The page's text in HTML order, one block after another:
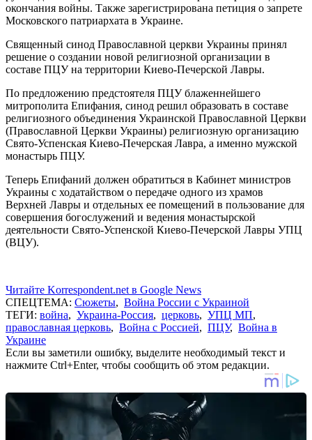
окончания войны. Также зарегистрирована петиция о запрете
Московского патриархата в Украине.
Священный синод Православной церкви Украины принял
решение о создании новой религиозной организации в
составе ПЦУ на территории Киево-Печерской Лавры.
По предложению предстоятеля ПЦУ блаженнейшего
митрополита Епифания, синод решил образовать в составе
религиозного объединения Украинской Православной Церкви
(Православной Церкви Украины) религиозную организацию
Свято-Успенская Киево-Печерская Лавра, а именно мужской
монастырь ПЦУ.
Теперь Епифаний должен обратиться в Кабинет министров
Украины с ходатайством о передаче одного из храмов
Верхней Лавры и отдельных ее помещений в пользование для
совершения богослужений и ведения монастырской
деятельности Свято-Успенской Киево-Печерской Лавры УПЦ
(ВЦУ).
Читайте Korrespondent.net в Google News
СПЕЦТЕМА: Сюжеты, Война России с Украиной
ТЕГИ: война, Украина-Россия, церковь, УПЦ МП,
православная церковь, Война с Россией, ПЦУ, Война в
Украине
Если вы заметили ошибку, выделите необходимый текст и
нажмите Ctrl+Enter, чтобы сообщить об этом редакции.